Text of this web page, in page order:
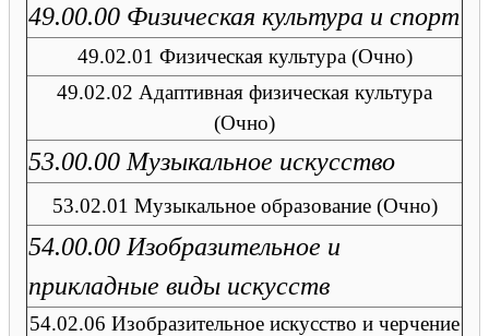
49.00.00 Физическая культура и спорт
49.02.01 Физическая культура (Очно)
49.02.02 Адаптивная физическая культура
(Очно)
53.00.00 Музыкальное искусство
53.02.01 Музыкальное образование (Очно)
54.00.00 Изобразительное и
прикладные виды искусств
54.02.06 Изобразительное искусство и черчение